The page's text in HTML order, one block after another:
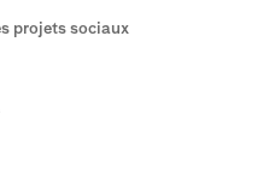
projets sociaux